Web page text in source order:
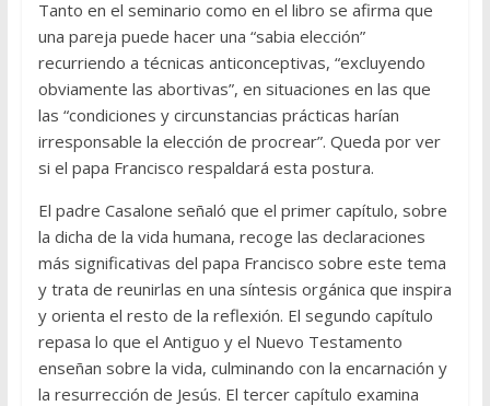
Tanto en el seminario como en el libro se afirma que
una pareja puede hacer una “sabia elección”
recurriendo a técnicas anticonceptivas, “excluyendo
obviamente las abortivas”, en situaciones en las que
las “condiciones y circunstancias prácticas harían
irresponsable la elección de procrear”. Queda por ver
si el papa Francisco respaldará esta postura.
El padre Casalone señaló que el primer capítulo, sobre
la dicha de la vida humana, recoge las declaraciones
más significativas del papa Francisco sobre este tema
y trata de reunirlas en una síntesis orgánica que inspira
y orienta el resto de la reflexión. El segundo capítulo
repasa lo que el Antiguo y el Nuevo Testamento
enseñan sobre la vida, culminando con la encarnación y
la resurrección de Jesús. El tercer capítulo examina